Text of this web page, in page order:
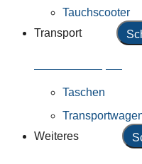
Tauchscooter
Transport
Taschen
Weiteres